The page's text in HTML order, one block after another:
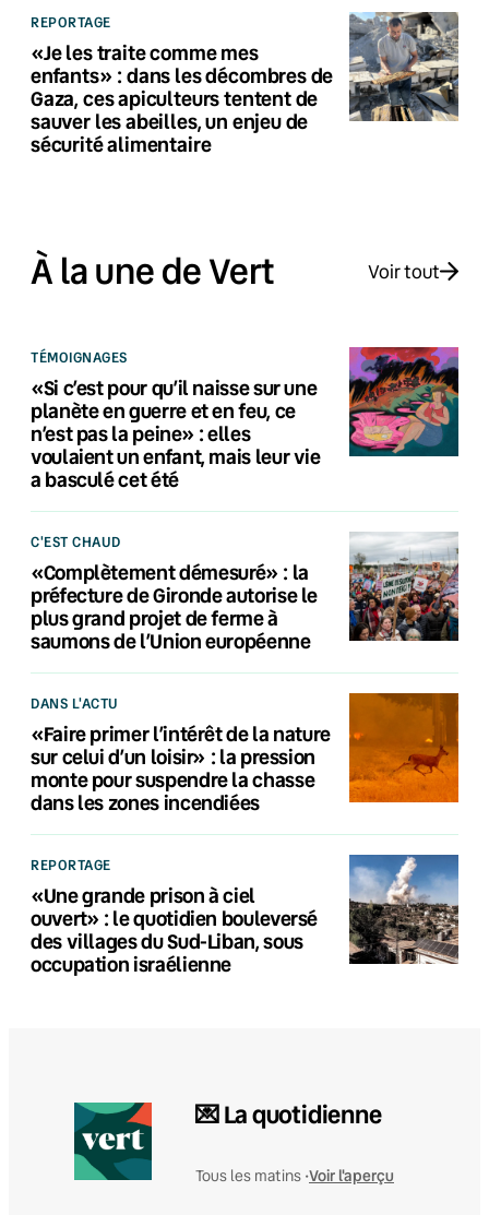
REPORTAGE
«Je les traite comme mes
enfants» : dans les décombres de
Gaza, ces apiculteurs tentent de
sauver les abeilles, un enjeu de
sécurité alimentaire
À la une de Vert Voir tout
TÉMOIGNAGES
«Si c’est pour qu’il naisse sur une
planète en guerre et en feu, ce
n’est pas la peine» : elles
voulaient un enfant, mais leur vie
a basculé cet été
C'EST CHAUD
«Complètement démesuré» : la
préfecture de Gironde autorise le
plus grand projet de ferme à
saumons de l’Union européenne
DANS L'ACTU
«Faire primer l’intérêt de la nature
sur celui d’un loisir» : la pression
monte pour suspendre la chasse
dans les zones incendiées
REPORTAGE
«Une grande prison à ciel
ouvert» : le quotidien bouleversé
des villages du Sud-Liban, sous
occupation israélienne
💌 La quotidienne
Tous les matins •Voir l'aperçu